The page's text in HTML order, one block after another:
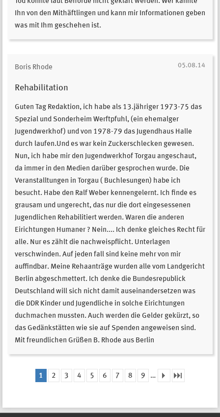
Ihn von den Mithäftlingen und kann mir Informationen geben
was mit Ihm geschehen ist.
05.08.14
Boris Rhode
Rehabilitation
Guten Tag Redaktion, ich habe als 13.jähriger 1973-75 das
Spezial und Sonderheim Werftpfuhl, (ein ehemalger
Jugendwerkhof) und von 1978-79 das Jugendhaus Halle
durch laufen.Und es war kein Zuckerschlecken gewesen.
Nun, ich habe mir den Jugendwerkhof Torgau angeschaut,
da immer in den Medien darüber gesprochen wurde. Die
Veranstalltungen in Torgau ( Buchlesungen) habe ich
besucht. Habe den Ralf Weber kennengelernt. Ich finde es
grausam und ungerecht, das nur die dort eingesessenen
Jugendlichen Rehabilitiert werden. Waren die anderen
Eirichtungen Humaner ? Nein.... Ich denke gleiches Recht für
alle. Nur es zählt die nachweispflicht. Unterlagen
verschwinden. Auf jeden fall sind keine mehr von mir
auffindbar. Meine Rehaanträge wurden alle vom Landgericht
Berlin abgeschmettert. Ich denke die Bundesrepublick
Deutschland will sich nicht damit auseinandersetzen was
die DDR Kinder und Jugendliche in solche Eirichtungen
duchmachen mussten. Auch werden die Gelder gekürzt, so
das Gedänkstätten wie sie auf Spenden angeweisen sind.
Mit freundlichen Grüßen B. Rhode aus Berlin
1 2 3 4 5 6 7 8 9 …